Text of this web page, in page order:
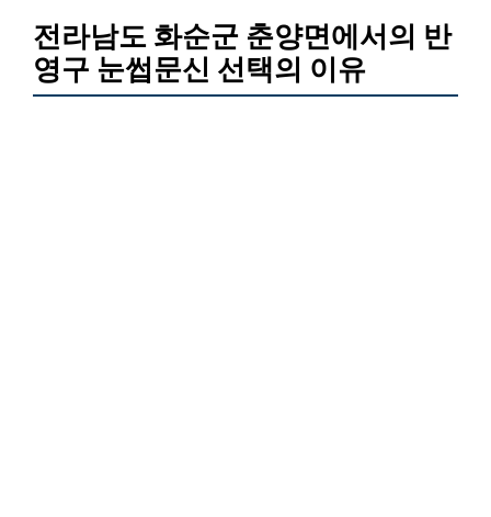
전라남도 화순군 춘양면에서의 반
영구 눈썹문신 선택의 이유